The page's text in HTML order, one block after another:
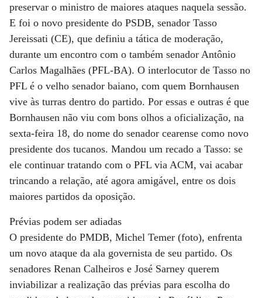
preservar o ministro de maiores ataques naquela sessão.
E foi o novo presidente do PSDB, senador Tasso
Jereissati (CE), que definiu a tática de moderação,
durante um encontro com o também senador Antônio
Carlos Magalhães (PFL-BA). O interlocutor de Tasso no
PFL é o velho senador baiano, com quem Bornhausen
vive às turras dentro do partido. Por essas e outras é que
Bornhausen não viu com bons olhos a oficialização, na
sexta-feira 18, do nome do senador cearense como novo
presidente dos tucanos. Mandou um recado a Tasso: se
ele continuar tratando com o PFL via ACM, vai acabar
trincando a relação, até agora amigável, entre os dois
maiores partidos da oposição.
Prévias podem ser adiadas
O presidente do PMDB, Michel Temer (foto), enfrenta
um novo ataque da ala governista de seu partido. Os
senadores Renan Calheiros e José Sarney querem
inviabilizar a realização das prévias para escolha do